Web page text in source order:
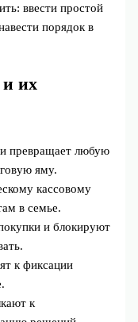
ввести простой
порядок в
их
превращает любую
яму.
кассовому
в семье.
и блокируют
к фиксации
к